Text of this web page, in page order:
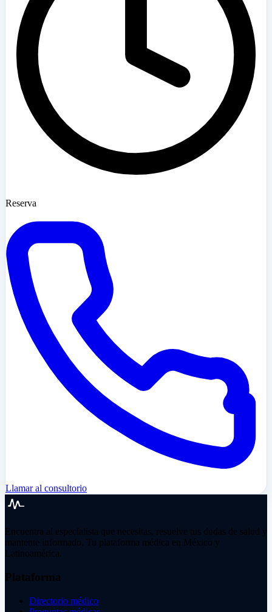
Reserva
Llamar al consultorio
Encuentra al especialista que necesitas, resuelve tus dudas de salud y
mantente informado. Tu plataforma médica en México y
Latinoamérica.
Plataforma
Directorio médico